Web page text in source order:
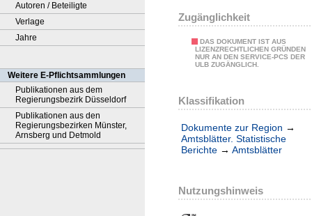
Autoren / Beteiligte
Verlage
Jahre
Weitere E-Pflichtsammlungen
Publikationen aus dem
Regierungsbezirk Düsseldorf
Publikationen aus den
Regierungsbezirken Münster,
Arnsberg und Detmold
Zugänglichkeit
DAS DOKUMENT IST AUS
LIZENZRECHTLICHEN GRÜNDEN
NUR AN DEN SERVICE-PCS DER
ULB ZUGÄNGLICH.
Klassifikation
Dokumente zur Region →
Amtsblätter. Statistische
Berichte → Amtsblätter
Nutzungshinweis